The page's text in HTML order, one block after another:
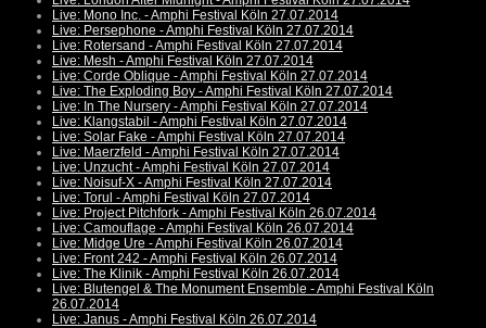
Live: Mono Inc. - Amphi Festival Köln 27.07.2014
Live: Persephone - Amphi Festival Köln 27.07.2014
Live: Rotersand - Amphi Festival Köln 27.07.2014
Live: Mesh - Amphi Festival Köln 27.07.2014
Live: Corde Oblique - Amphi Festival Köln 27.07.2014
Live: The Exploding Boy - Amphi Festival Köln 27.07.2014
Live: In The Nursery - Amphi Festival Köln 27.07.2014
Live: Klangstabil - Amphi Festival Köln 27.07.2014
Live: Solar Fake - Amphi Festival Köln 27.07.2014
Live: Maerzfeld - Amphi Festival Köln 27.07.2014
Live: Unzucht - Amphi Festival Köln 27.07.2014
Live: Noisuf-X - Amphi Festival Köln 27.07.2014
Live: Torul - Amphi Festival Köln 27.07.2014
Live: Project Pitchfork - Amphi Festival Köln 26.07.2014
Live: Camouflage - Amphi Festival Köln 26.07.2014
Live: Midge Ure - Amphi Festival Köln 26.07.2014
Live: Front 242 - Amphi Festival Köln 26.07.2014
Live: The Klinik - Amphi Festival Köln 26.07.2014
Live: Blutengel & The Monument Ensemble - Amphi Festival Köln
26.07.2014
Live: Janus - Amphi Festival Köln 26.07.2014